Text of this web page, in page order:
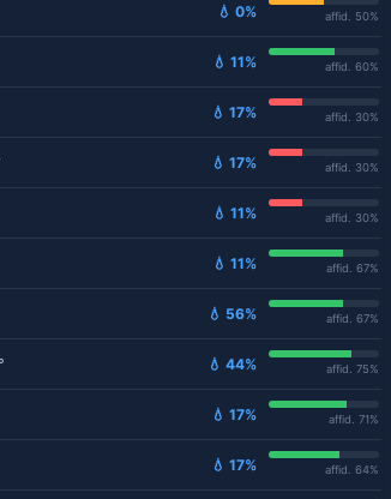
💧 0% affid. 50%
💧 11% affid. 60%
💧 17% affid. 30%
💧 17% affid. 30%
💧 11% affid. 30%
💧 11% affid. 67%
💧 56% affid. 67%
💧 44% affid. 75%
💧 17% affid. 71%
💧 17% affid. 64%